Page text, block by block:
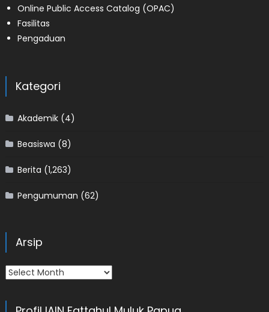
Online Public Access Catalog (OPAC)
Fasilitas
Pengaduan
Kategori
Akademik(4)
Beasiswa (8)
Berita (1,263)
Pengumuman (62)
Arsip
Arsip